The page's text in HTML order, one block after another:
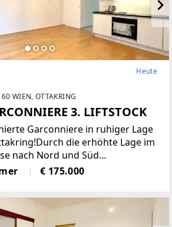
Heute
WIEN, OTTAKRING
3. LIFTSTOCK
Garconniere in ruhiger Lage
die erhöhte Lage im
nach Nord und Süd
sehr hell und bietet eine
Sie verfügt über
€ 175.000